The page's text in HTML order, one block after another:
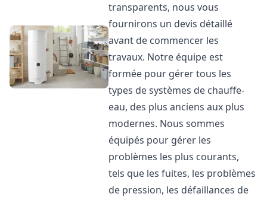
transparents, nous vous
fournirons un devis détaillé
avant de commencer les
travaux. Notre équipe est
formée pour gérer tous les
types de systèmes de chauffe-
eau, des plus anciens aux plus
modernes. Nous sommes
équipés pour gérer les
problèmes les plus courants,
tels que les fuites, les problèmes
de pression, les défaillances de